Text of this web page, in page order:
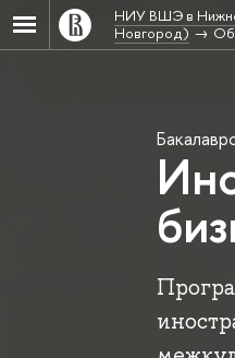
НИУ ВШЭ в
Новгород)